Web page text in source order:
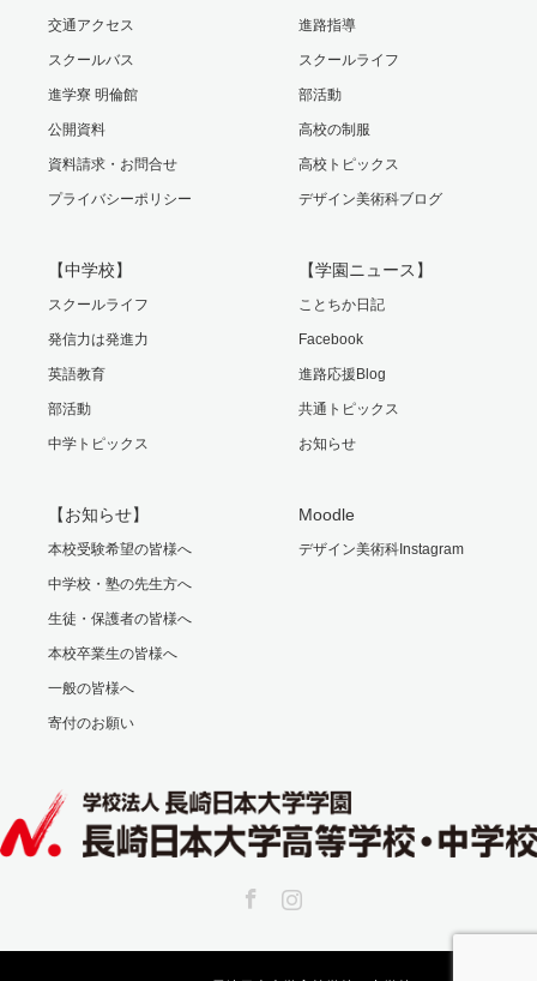
交通アクセス
スクールバス
進学寮 明倫館
公開資料
資料請求・お問合せ
プライバシーポリシー
進路指導
スクールライフ
部活動
高校の制服
高校トピックス
デザイン美術科ブログ
【中学校】
スクールライフ
発信力は発進力
英語教育
部活動
中学トピックス
【学園ニュース】
ことちか日記
Facebook
進路応援Blog
共通トピックス
お知らせ
【お知らせ】
本校受験希望の皆様へ
中学校・塾の先生方へ
生徒・保護者の皆様へ
本校卒業生の皆様へ
一般の皆様へ
寄付のお願い
Moodle
デザイン美術科Instagram